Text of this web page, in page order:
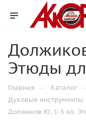
Этюды
Главная — Каталог
Духовые инструменты
Должиков Ю. 1-5 кл.